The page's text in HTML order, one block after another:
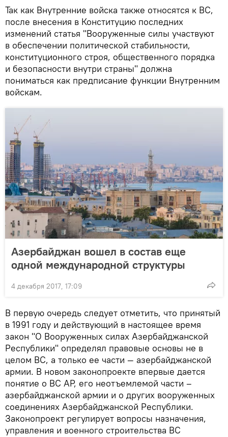
Так как Внутренние войска также относятся к ВС,
после внесения в Конституцию последних
изменений статья "Вооруженные силы участвуют
в обеспечении политической стабильности,
конституционного строя, общественного порядка
и безопасности внутри страны" должна
пониматься как предписание функции Внутренним
войскам.
Азербайджан вошел в состав еще
одной международной структуры
4 декабря 2017, 17:09
В первую очередь следует отметить, что принятый
в 1991 году и действующий в настоящее время
закон "О Вооруженных силах Азербайджанской
Республики" определял правовые основы не в
целом ВС, а только ее части — азербайджанской
армии. В новом законопроекте впервые дается
понятие о ВС АР, его неотъемлемой части –
азербайджанской армии и о других вооруженных
соединениях Азербайджанской Республики.
Законопроект регулирует вопросы назначения,
управления и военного строительства ВС